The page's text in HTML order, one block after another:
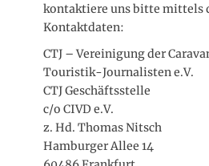
kontaktiere uns bitte mittels
Kontaktdaten:
CTJ – Vereinigung der
Touristik-Journalisten e.V.
CTJ Geschäftsstelle
c/o CIVD e.V.
z. Hd. Thomas Nitsch
Hamburger Allee 14